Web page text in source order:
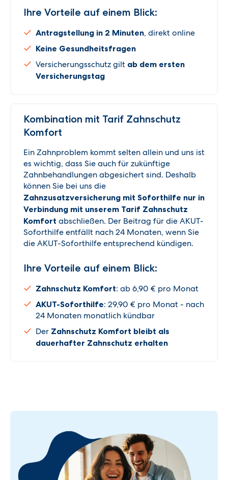
Ihre Vorteile auf einem Blick:
Antragstellung in 2 Minuten, direkt online
Keine Gesundheitsfragen
Versicherungsschutz gilt ab dem ersten
Versicherungstag
Kombination mit Tarif Zahnschutz
Komfort
Ein Zahnproblem kommt selten allein und uns ist
es wichtig, dass Sie auch für zukünftige
Zahnbehandlungen abgesichert sind. Deshalb
können Sie bei uns die
Zahnzusatzversicherung mit Soforthilfe nur in
Verbindung mit unserem Tarif Zahnschutz
Komfort abschließen. Der Beitrag für die AKUT-
Soforthilfe entfällt nach 24 Monaten, wenn Sie
die AKUT-Soforthilfe entsprechend kündigen.
Ihre Vorteile auf einem Blick:
Zahnschutz Komfort: ab 6,90 € pro Monat
AKUT-Soforthilfe: 29,90 € pro Monat - nach
24 Monaten monatlich kündbar
Der Zahnschutz Komfort bleibt als
dauerhafter Zahnschutz erhalten